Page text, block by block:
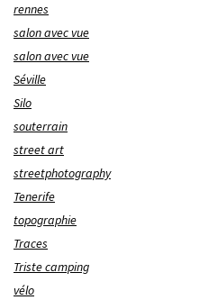
rennes
salon avec vue
salon avec vue
Séville
Silo
souterrain
street art
streetphotography
Tenerife
topographie
Traces
Triste camping
vélo